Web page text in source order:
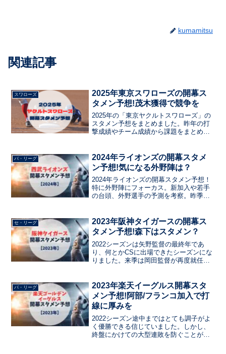
kumamitsu
関連記事
スワローズ
2025年東京スワローズの開幕ス
タメン予想!茂木獲得で競争を
2025年の「東京ヤクルトスワローズ」の
スタメン予想をまとめました。昨年の打
撃成績やチーム成績から課題をまとめ
ています。ルーキーのスタメン入りはあ
るか？ベテランの起用は？
パ・リーグ
2024年ライオンズの開幕スタメ
ン予想!気になる外野陣は？
2024年ライオンズの開幕スタメン予想！
特に外野陣にフォーカス。新加入や若手
の台頭、外野選手の予測を考察。昨季の
る選手を探る。
セ・リーグ
2023年阪神タイガースの開幕ス
タメン予想!森下はスタメン？
2022シーズンは矢野監督の最終年であ
り、何とかCSに出場できたシーズンにな
りました。来季は岡田監督が再度就任さ
パ・リーグ
2023年楽天イーグルス開幕スタ
メン予想!阿部/フランコ加入で打
線に厚みを
2022シーズン途中まではとても調子がよ
く優勝できる信じていました。しかし、
終盤にかけての大型連敗を防ぐことがで